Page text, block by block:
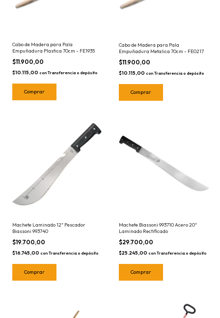
Cabo de Madera para Pala
Empuñadura Plastica 70cm - FE1935
$11.900,00
$10.115,00 con Transferencia o depósito
Cabo de Madera para Pala
Empuñadura Metalica 70cm - FE0217
$11.900,00
$10.115,00 con Transferencia o depósito
Machete Laminado 12" Pescador
Biassoni 993740
$19.700,00
$16.745,00 con Transferencia o depósito
Machete Biassoni 993710 Acero 20''
Laminado Rectificado
$29.700,00
$25.245,00 con Transferencia o depósito